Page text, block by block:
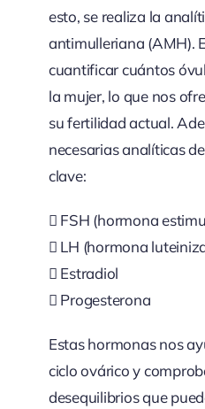
esto, se realiza la
antimulleriana (AMH).
cuantificar cuántos
la mujer, lo que nos
su fertilidad actual.
necesarias analíticas
clave:
 FSH (hormona
 LH (hormona
 Estradiol
 Progesterona
Estas hormonas nos
ciclo ovárico y
desequilibrios que